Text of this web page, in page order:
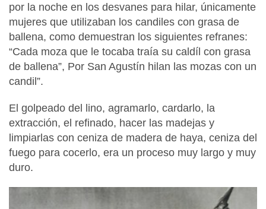
por la noche en los desvanes para hilar, únicamente
mujeres que utilizaban los candiles con grasa de
ballena, como demuestran los siguientes refranes:
“Cada moza que le tocaba traía su caldíl con grasa
de ballena”, Por San Agustín hilan las mozas con un
candil”.
El golpeado del lino, agramarlo, cardarlo, la
extracción, el refinado, hacer las madejas y
limpiarlas con ceniza de madera de haya, ceniza del
fuego para cocerlo, era un proceso muy largo y muy
duro.